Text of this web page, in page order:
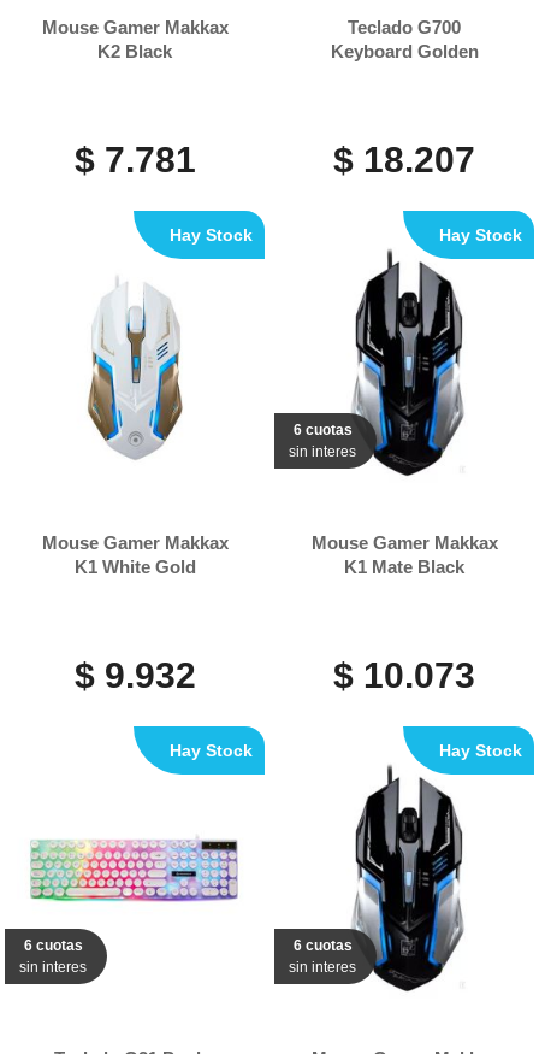
Mouse Gamer Makkax
K2 Black
$ 7.781
Teclado G700
Keyboard Golden
$ 18.207
Mouse Gamer Makkax
K1 White Gold
$ 9.932
Hay Stock
6 cuotas
sin interes
Mouse Gamer Makkax
K1 Mate Black
$ 10.073
Hay Stock
6 cuotas
sin interes
Hay Stock
6 cuotas
sin interes
Hay Stock